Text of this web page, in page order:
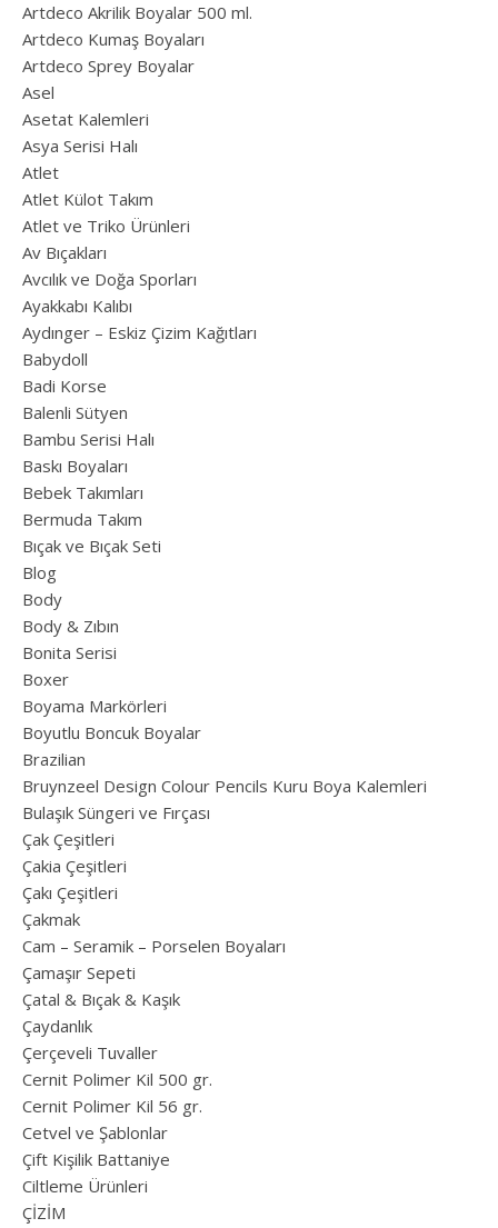
Artdeco Akrilik Boyalar 500 ml.
Artdeco Kumaş Boyaları
Artdeco Sprey Boyalar
Asel
Asetat Kalemleri
Asya Serisi Halı
Atlet
Atlet Külot Takım
Atlet ve Triko Ürünleri
Av Bıçakları
Avcılık ve Doğa Sporları
Ayakkabı Kalıbı
Aydınger – Eskiz Çizim Kağıtları
Babydoll
Badi Korse
Balenli Sütyen
Bambu Serisi Halı
Baskı Boyaları
Bebek Takımları
Bermuda Takım
Bıçak ve Bıçak Seti
Blog
Body
Body & Zıbın
Bonita Serisi
Boxer
Boyama Markörleri
Boyutlu Boncuk Boyalar
Brazilian
Bruynzeel Design Colour Pencils Kuru Boya Kalemleri
Bulaşık Süngeri ve Fırçası
Çak Çeşitleri
Çakia Çeşitleri
Çakı Çeşitleri
Çakmak
Cam – Seramik – Porselen Boyaları
Çamaşır Sepeti
Çatal & Bıçak & Kaşık
Çaydanlık
Çerçeveli Tuvaller
Cernit Polimer Kil 500 gr.
Cernit Polimer Kil 56 gr.
Cetvel ve Şablonlar
Çift Kişilik Battaniye
Ciltleme Ürünleri
ÇİZİM